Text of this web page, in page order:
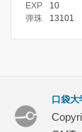
EXP
10
弹珠
13101
口袋大